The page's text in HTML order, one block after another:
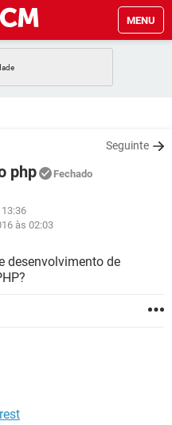
MENU
GMAIL
GMAIL
WHATSAPP
EXCEL
GMAIL
WHATSAPP
EXCEL
WHATSAPP
FACEBOOK
Seguinte
php Fechado
às 02:03
desenvolvimento de